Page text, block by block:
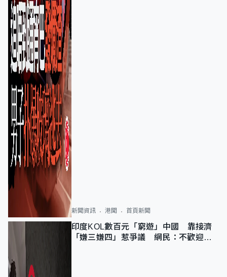
新聞資訊 港聞 首頁新聞
印度KOL數百元「窮遊」中國 靠接濟
「嫌三嫌四」惹爭議 網民：不歡迎劣